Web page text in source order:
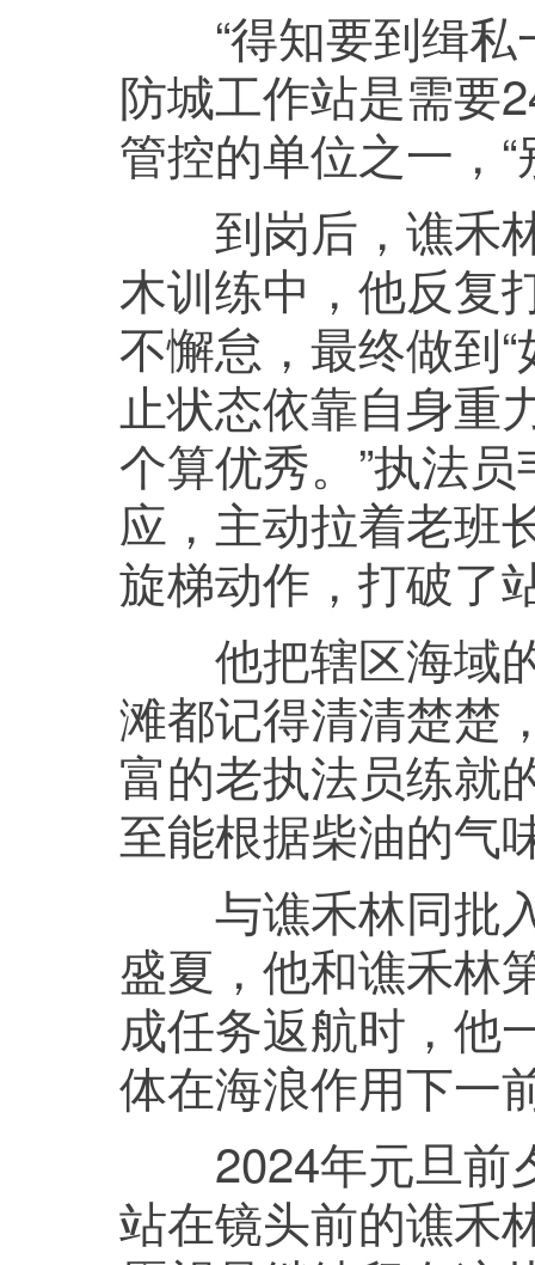
“得知要到缉私
防城工作站是需要
管控的单位之一，
到岗后，谯禾林
木训练中，他反复
不懈怠，最终做到
止状态依靠自身重
个算优秀。”执法
应，主动拉着老班
旋梯动作，打破了
他把辖区海域的
滩都记得清清楚楚
富的老执法员练就
至能根据柴油的气
与谯禾林同批入
盛夏，他和谯禾林
成任务返航时，他
体在海浪作用下一
2024年元旦前
站在镜头前的谯禾